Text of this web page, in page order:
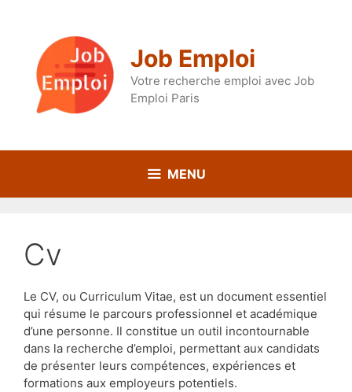
Job Emploi
Votre recherche emploi avec Job
Emploi Paris
MENU
cv
Le CV, ou Curriculum Vitae, est un document essentiel
qui résume le parcours professionnel et académique
d’une personne. Il constitue un outil incontournable
dans la recherche d’emploi, permettant aux candidats
de présenter leurs compétences, expériences et
formations aux employeurs potentiels.